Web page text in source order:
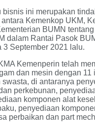
bisnis ini merupakan
Kemenkop UKM,
BUMN
dalam Rantai Pasok
September 2021 lalu.
Kemenperin telah
dan mesin dengan 11
di antaranya
perkebunan,
komponen alat
penyediaan
perbaikan dan part